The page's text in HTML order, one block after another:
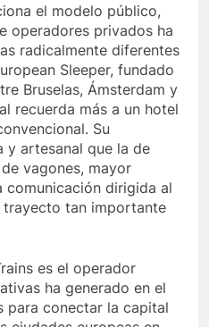
el modelo público,
operadores privados ha
radicalmente diferentes
Sleeper, fundado
Bruselas, Ámsterdam y
recuerda más a un hotel
Su
y artesanal que la de
vagones, mayor
comunicación dirigida al
tan importante
es el operador
ha generado en el
para conectar la capital